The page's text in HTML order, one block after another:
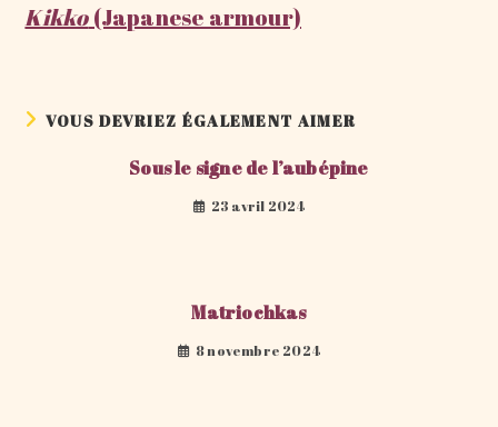
Kikko(Japanese armour)
VOUS DEVRIEZ ÉGALEMENT AIMER
Sous le signe de l’aubépine
23 avril 2024
Matriochkas
8 novembre 2024